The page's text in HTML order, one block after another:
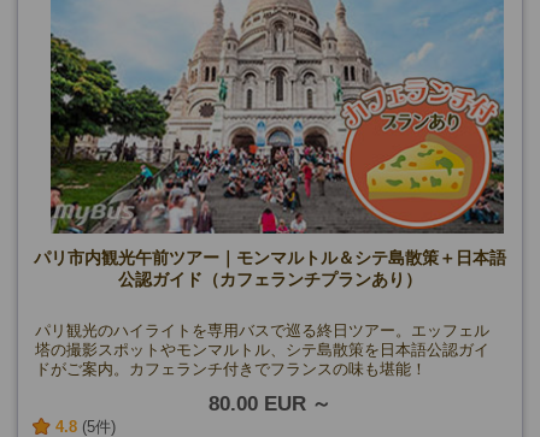
パリ市内観光午前ツアー｜モンマルトル＆シテ島散策＋日本語
公認ガイド（カフェランチプランあり）
パリ観光のハイライトを専用バスで巡る終日ツアー。エッフェル
塔の撮影スポットやモンマルトル、シテ島散策を日本語公認ガイ
ドがご案内。カフェランチ付きでフランスの味も堪能！
80.00 EUR
4.8 (5件)